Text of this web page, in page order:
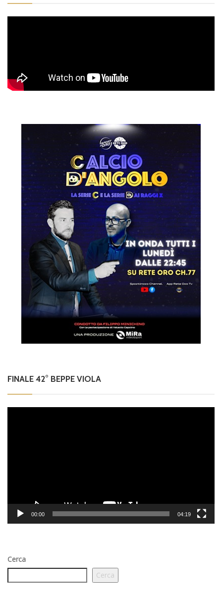
FINALE 42° BEPPE VIOLA
00:00 04:19
Cerca
Cerca